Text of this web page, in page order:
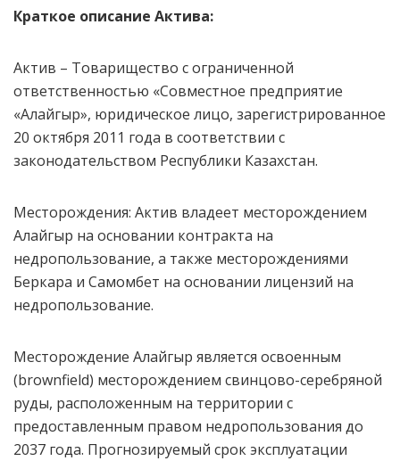
Краткое описание Актива:
Актив – Товарищество с ограниченной
ответственностью «Совместное предприятие
«Алайгыр», юридическое лицо, зарегистрированное
20 октября 2011 года в соответствии с
законодательством Республики Казахстан.
Месторождения: Актив владеет месторождением
Алайгыр на основании контракта на
недропользование, а также месторождениями
Беркара и Самомбет на основании лицензий на
недропользование.
Месторождение Алайгыр является освоенным
(brownfield) месторождением свинцово-серебряной
руды, расположенным на территории с
предоставленным правом недропользования до
2037 года. Прогнозируемый срок эксплуатации